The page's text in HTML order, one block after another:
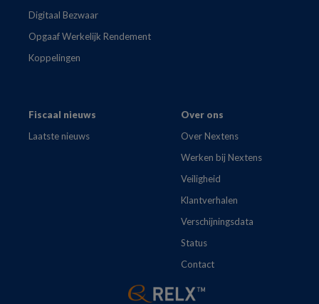
Digitaal Bezwaar
Opgaaf Werkelijk Rendement
Koppelingen
Fiscaal nieuws
Laatste nieuws
Over ons
Over Nextens
Werken bij Nextens
Veiligheid
Klantverhalen
Verschijningsdata
Status
Contact